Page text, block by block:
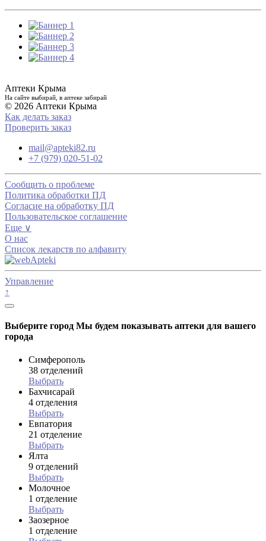
Аптеки Крыма
На сайте выбирай, в аптеке забирай
© 2026 Аптеки Крыма
Как делать заказ
Проверить заказ
mail@apteki82.ru
+7 (979) 020-51-02
Сообщить о проблеме
Политика обработки ПД
Согласие на обработку ПД
Пользовательское соглашение
Еще ∨
О нас
Список лекарств по алфавиту
Управление
↑
Выберите город Мы будем показывать аптеки для вашего
города
Симферополь
38 отделений
Выбрать
Бахчисарай
4 отделения
Выбрать
Евпатория
21 отделение
Выбрать
Ялта
9 отделений
Выбрать
Молочное
1 отделение
Выбрать
Заозерное
1 отделение